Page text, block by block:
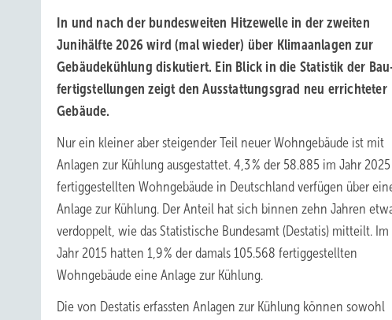
In und nach der bundes­weiten Hitzewelle in der zweiten
Juni­hälfte 2026 wird (mal wieder) über Klima­anlagen zur
Gebäude­küh­lung dis­kutiert. Ein Blick in die Sta­tistik der
fertig­stellungen zeigt den Aus­stattungs­grad neu er­richte­ter
Ge­bäude.
Nur ein kleiner aber steigender Teil neuer Wohngebäude ist mit
Anlagen zur Kühlung ausgestattet. 4,3 % der 58.885 im Jahr 2025
fertiggestellten Wohngebäude in Deutschland verfügen über
Anlage zur Kühlung. Der Anteil hat sich binnen zehn Jahren
verdoppelt, wie das Statistische Bundesamt (Destatis) mitteilt. Im
Jahr 2015 hatten 1,9 % der damals 105.568 fertiggestellten
Wohngebäude eine Anlage zur Kühlung.
Die von Destatis erfassten Anlagen zur Kühlung können sowohl